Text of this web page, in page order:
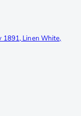
1891, Linen White,